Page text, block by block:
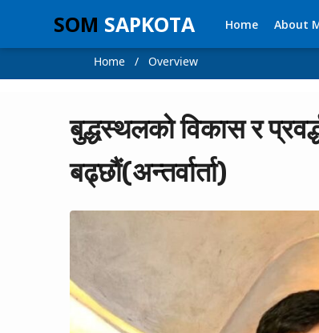
SOM SAPKOTA Home About
Home / Overview
बुद्धस्थलको विकास र
बढ्छौं(अन्तर्वार्ता)